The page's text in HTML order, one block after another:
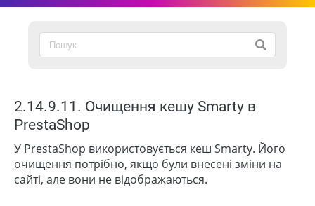
2.14.9.11. Очищення кешу Smarty в
PrestaShop
У PrestaShop використовується кеш Smarty. Його
очищення потрібно, якщо були внесені зміни на
сайті, але вони не відображаються.